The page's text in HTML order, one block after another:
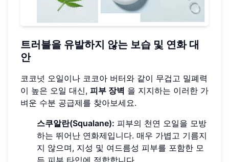
트러블을 유발하지 않는 보습 및 연화 대
안
코코넛 오일이나 코코아 버터와 같이 무겁고 밀폐력
이 높은 오일 대신, 피부 장벽 을 지지하는 이러한 가
벼운 수분 공급제를 찾아보세요.
스쿠알란(Squalane): 피부의 천연 오일을 모방
하는 뛰어난 연화제입니다. 매우 가볍고 기름지
지 않으며, 지성 및 여드름성 피부를 포함한 모
든 피부 타입에 적합합니다.